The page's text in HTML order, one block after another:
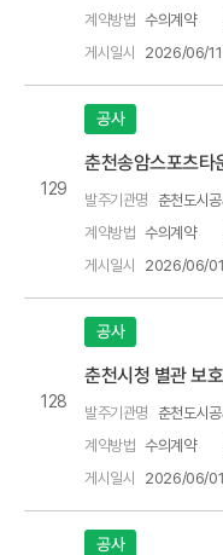
계약방법 수의계약
게시일시
2026/06/11
129
공사
춘천송암스포츠타
발주기관명 춘천도시
계약방법 수의계약
게시일시
2026/06/
128
공사
춘천시청 별관 보
발주기관명 춘천도시
계약방법 수의계약
게시일시
2026/06/
공사